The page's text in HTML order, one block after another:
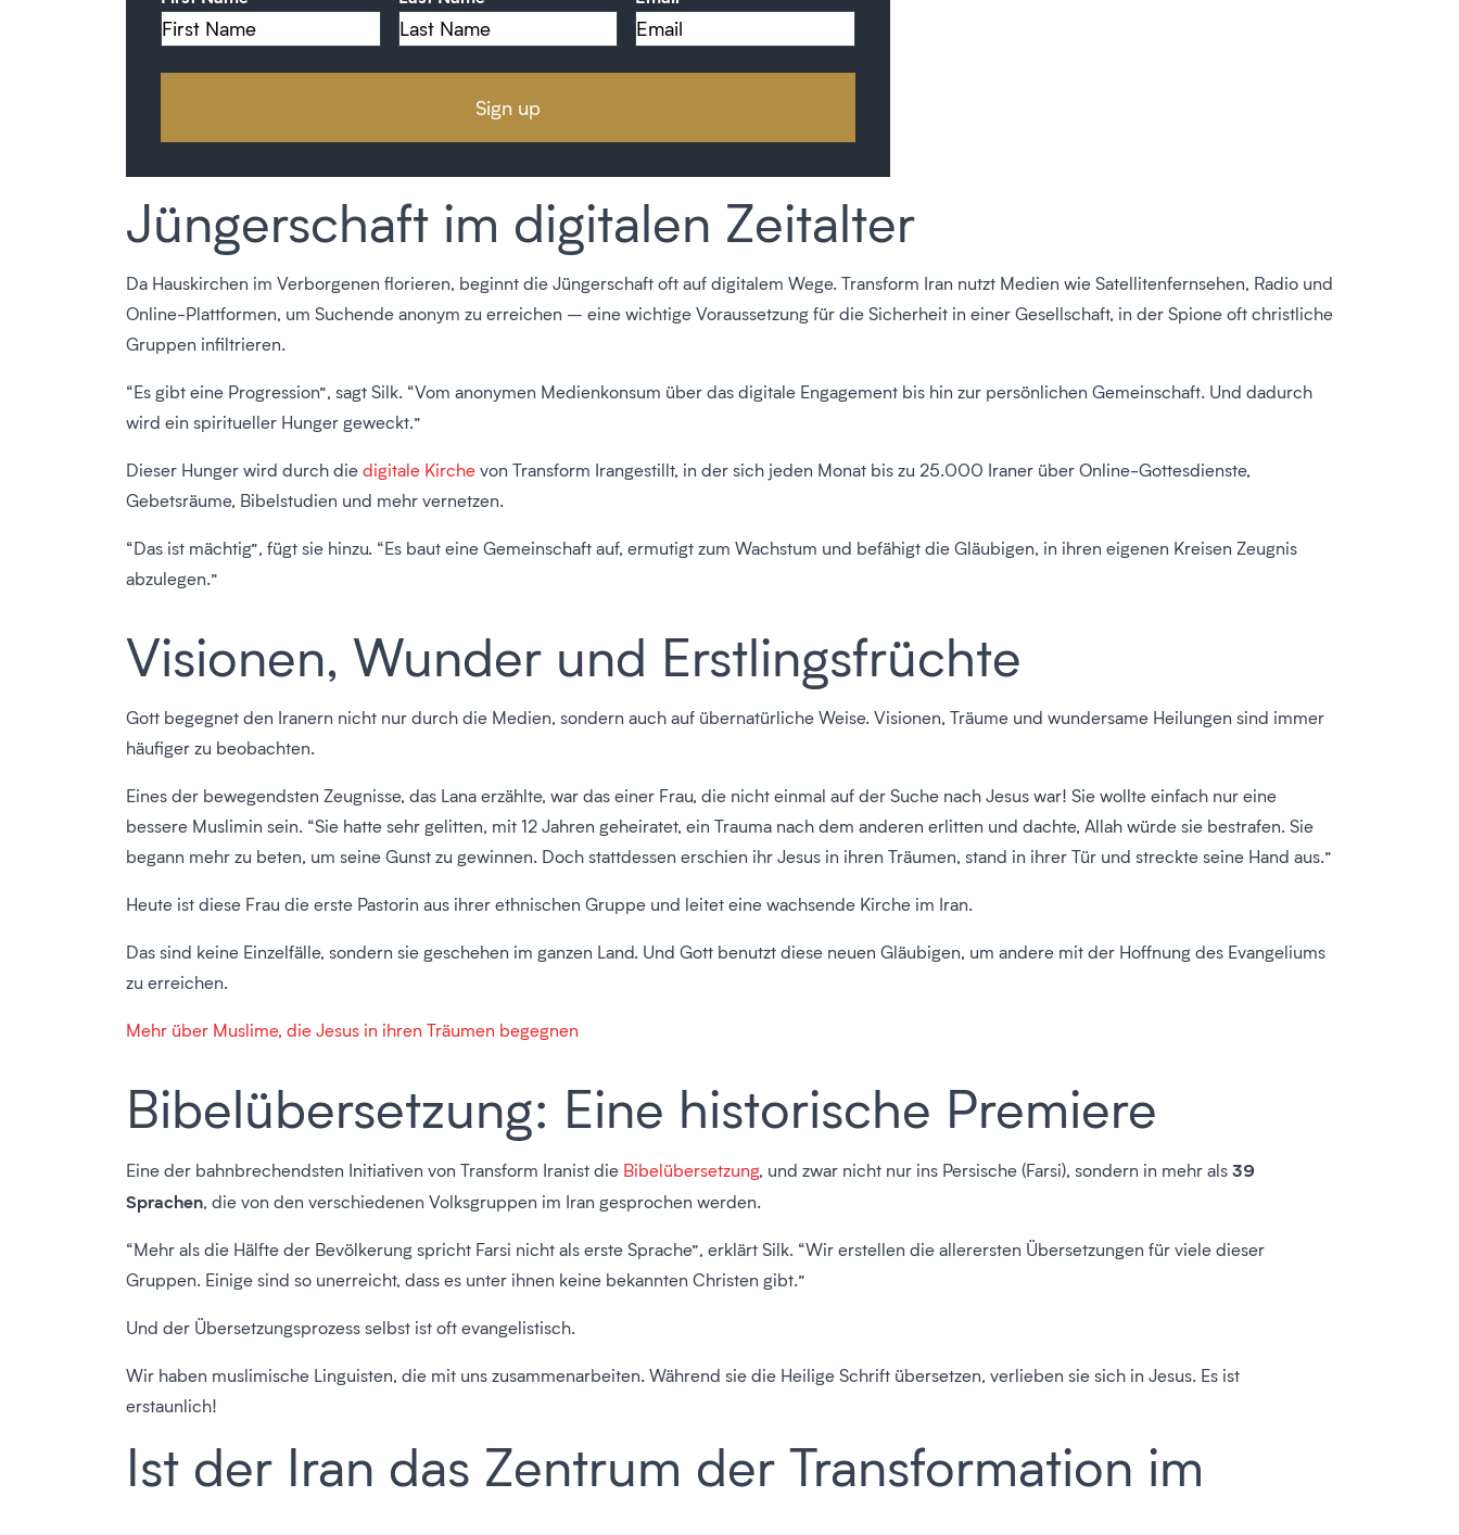
Jüngerschaft im digitalen Zeitalter
Da Hauskirchen im Verborgenen florieren, beginnt die Jüngerschaft oft auf digitalem Wege. Transform Iran nutzt Medien wie Satellitenfernsehen, Radio und
Online-Plattformen, um Suchende anonym zu erreichen – eine wichtige Voraussetzung für die Sicherheit in einer Gesellschaft, in der Spione oft christliche
Gruppen infiltrieren.
“Es gibt eine Progression”, sagt Silk. “Vom anonymen Medienkonsum über das digitale Engagement bis hin zur persönlichen Gemeinschaft. Und dadurch
wird ein spiritueller Hunger geweckt.”
Dieser Hunger wird durch diedigitale Kirchevon Transform Irangestillt, in der sich jeden Monat bis zu 25.000 Iraner über Online-Gottesdienste,
Gebetsräume, Bibelstudien und mehr vernetzen.
“Das ist mächtig”, fügt sie hinzu. “Es baut eine Gemeinschaft auf, ermutigt zum Wachstum und befähigt die Gläubigen, in ihren eigenen Kreisen Zeugnis
abzulegen.”
Visionen, Wunder und Erstlingsfrüchte
Gott begegnet den Iranern nicht nur durch die Medien, sondern auch auf übernatürliche Weise. Visionen, Träume und wundersame Heilungen sind immer
häufiger zu beobachten.
Eines der bewegendsten Zeugnisse, das Lana erzählte, war das einer Frau, die nicht einmal auf der Suche nach Jesus war! Sie wollte einfach nur eine
bessere Muslimin sein. “Sie hatte sehr gelitten, mit 12 Jahren geheiratet, ein Trauma nach dem anderen erlitten und dachte, Allah würde sie bestrafen. Sie
begann mehr zu beten, um seine Gunst zu gewinnen. Doch stattdessen erschien ihr Jesus in ihren Träumen, stand in ihrer Tür und streckte seine Hand aus.”
Heute ist diese Frau die erste Pastorin aus ihrer ethnischen Gruppe und leitet eine wachsende Kirche im Iran.
Das sind keine Einzelfälle, sondern sie geschehen im ganzen Land. Und Gott benutzt diese neuen Gläubigen, um andere mit der Hoffnung des Evangeliums
zu erreichen.
Mehr über Muslime, die Jesus in ihren Träumen begegnen
Bibelübersetzung: Eine historische Premiere
Eine der bahnbrechendsten Initiativen von Transform Iranist die Bibelübersetzung, und zwar nicht nur ins Persische (Farsi), sondern in mehr als39
Sprachen, die von den verschiedenen Volksgruppen im Iran gesprochen werden.
“Mehr als die Hälfte der Bevölkerung spricht Farsi nicht als erste Sprache”, erklärt Silk. “Wir erstellen die allerersten Übersetzungen für viele dieser
Gruppen. Einige sind so unerreicht, dass es unter ihnen keine bekannten Christen gibt.”
Und der Übersetzungsprozess selbst ist oft evangelistisch.
Wir haben muslimische Linguisten, die mit uns zusammenarbeiten. Während sie die Heilige Schrift übersetzen, verlieben sie sich in Jesus. Es ist
erstaunlich!
Ist der Iran das Zentrum der Transformation im